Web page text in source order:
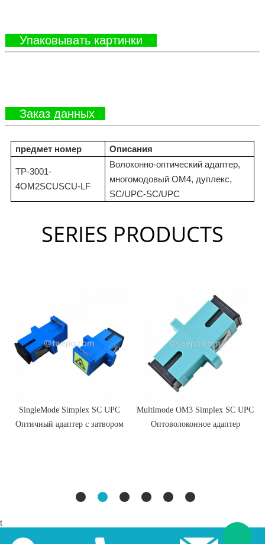
Упаковывать картинки
Заказ данных
предмет номер Описания
TP-3001-
4OM2SCUSCU-LF
Волоконно-оптический адаптер,
многомодовый OM4, дуплекс,
SC/UPC-SC/UPC
SERIES PRODUCTS
SingleMode Simplex SC UPC
Оптичный адаптер с затвором
Multimode OM3 Simplex SC UPC
Оптоволоконное адаптер
t